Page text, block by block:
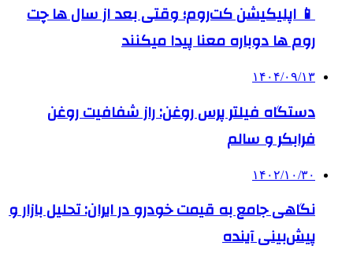
📱 اپلیکیشن کت‌روم؛ وقتی بعد از سال ها چت
روم ها دوباره معنا پیدا میکنند
۱۴۰۴/۰۹/۱۳
دستگاه فیلتر پرس روغن: راز شفافیت روغن
فرابکر و سالم
۱۴۰۲/۱۰/۳۰
نگاهی جامع به قیمت خودرو در ایران: تحلیل بازار و
پیش‌بینی آینده